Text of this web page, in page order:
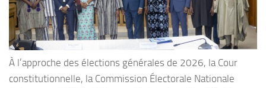
À l’approche des élections générales de 2026, la Cour
constitutionnelle, la Commission Électorale Nationale